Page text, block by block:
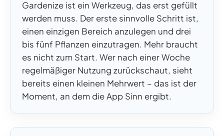
Gardenize ist ein Werkzeug, das erst gefüllt
werden muss. Der erste sinnvolle Schritt ist,
einen einzigen Bereich anzulegen und drei
bis fünf Pflanzen einzutragen. Mehr braucht
es nicht zum Start. Wer nach einer Woche
regelmäßiger Nutzung zurückschaut, sieht
bereits einen kleinen Mehrwert – das ist der
Moment, an dem die App Sinn ergibt.